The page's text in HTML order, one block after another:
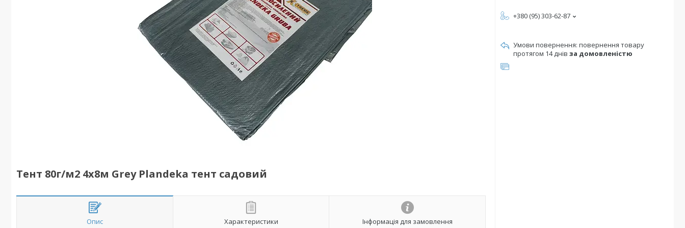
Тент 80г/м2 4х8м Grey Plandeka тент садовий
Опис Характеристики Інформація для замовлення
+380 (95) 303-62-87
повернення товару
протягом 14 днів за домовленістю